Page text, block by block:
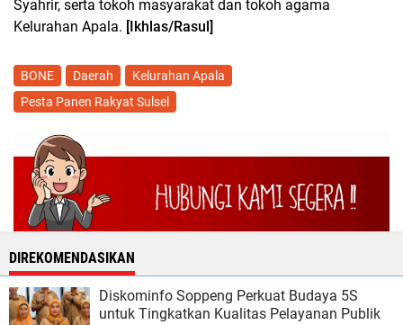
Syahrir, serta tokoh masyarakat dan tokoh agama
Kelurahan Apala. [Ikhlas/Rasul]
BONE Daerah
Kelurahan Apala
Pesta Panen Rakyat Sulsel
DIREKOMENDASIKAN
Diskominfo Soppeng Perkuat Budaya 5S
untuk Tingkatkan Kualitas Pelayanan Publik